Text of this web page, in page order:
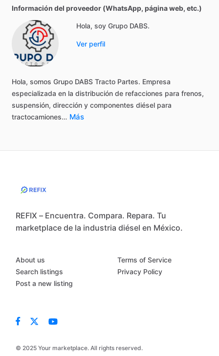
Información del proveedor (WhatsApp, página web, etc.)
Hola, soy Grupo DABS.
Ver perfil
Hola, somos Grupo DABS Tracto Partes. Empresa
especializada en la distribución de refacciones para frenos,
suspensión, dirección y componentes diésel para
tractocamiones… Más
REFIX – Encuentra. Compara. Repara. Tu
marketplace de la industria diésel en México.
© 2025 Your marketplace. All rights reserved.
About us
Search listings
Post a new listing
Terms of Service
Privacy Policy